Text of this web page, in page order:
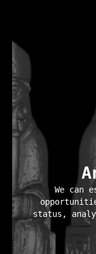
We can
status,